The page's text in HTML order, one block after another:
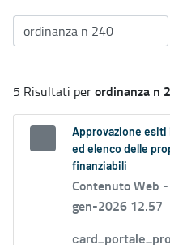
5 Risultati perordinanza n
Approvazione
ed elenco delle
finanziabili
Contenuto Web -
gen-2026 12.57